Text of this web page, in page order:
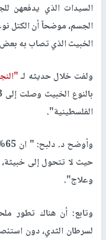
السيدات الذي يدفعهن
الجسم، موضحاً أن الكتل
الخبيث الذي تصاب به بعض
ولفت خلال حديثه لـ
الفلسطينية".
وعلاج".
وتابع: أن هناك تطور
لسرطان الثدي، دون